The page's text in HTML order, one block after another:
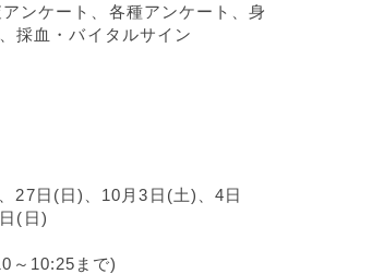
ンケート、各種アンケート、身
採血・バイタルサイン
27日(日)、10月3日(土)、4日
(日)
～10:25まで)